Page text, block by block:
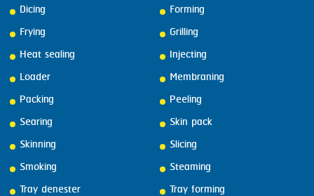
Dicing
Forming
Frying
Grilling
Heat sealing
Injecting
Loader
Membraning
Packing
Peeling
Searing
Skin pack
Skinning
Slicing
Smoking
Steaming
Tray denester
Tray forming